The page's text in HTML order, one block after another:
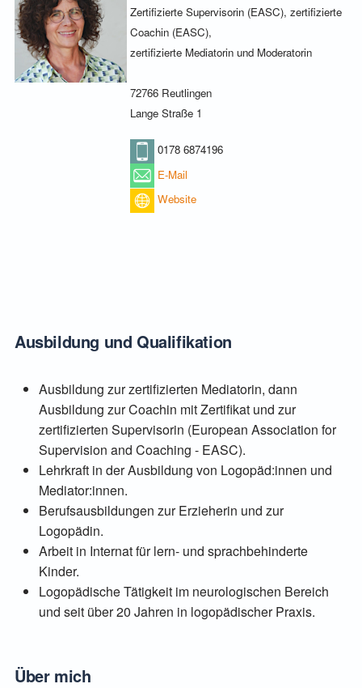
Zertifizierte Supervisorin (EASC), zertifizierte
Coachin (EASC),
zertifizierte Mediatorin und Moderatorin
72766 Reutlingen
Lange Straße 1
0178 6874196
E-Mail
Website
Ausbildung und Qualifikation
Ausbildung zur zertifizierten Mediatorin, dann
Ausbildung zur Coachin mit Zertifikat und zur
zertifizierten Supervisorin (European Association for
Supervision and Coaching - EASC).
Lehrkraft in der Ausbildung von Logopäd:innen und
Mediator:innen.
Berufsausbildungen zur Erzieherin und zur
Logopädin.
Arbeit in Internat für lern- und sprachbehinderte
Kinder.
Logopädische Tätigkeit im neurologischen Bereich
und seit über 20 Jahren in logopädischer Praxis.
Über mich